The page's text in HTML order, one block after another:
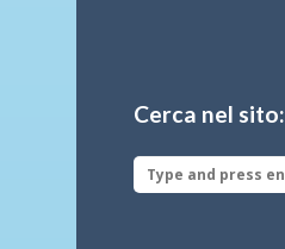
Cerca nel sito: